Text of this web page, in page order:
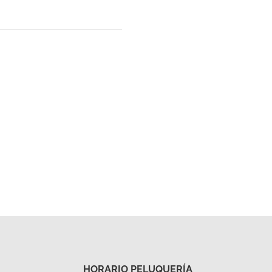
HORARIO PELUQUERÍA